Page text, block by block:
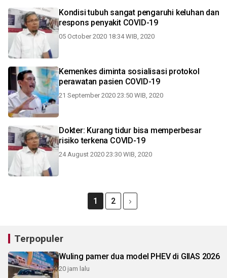
Kondisi tubuh sangat pengaruhi keluhan dan
respons penyakit COVID-19
05 October 2020 18:34 WIB, 2020
Kemenkes diminta sosialisasi protokol
perawatan pasien COVID-19
21 September 2020 23:50 WIB, 2020
Dokter: Kurang tidur bisa memperbesar
risiko terkena COVID-19
24 August 2020 23:30 WIB, 2020
1 2
Terpopuler
Wuling pamer dua model PHEV di GIIAS 2026
20 jam lalu